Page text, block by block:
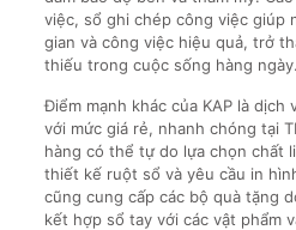
việc, sổ ghi chép công việc giúp
gian và công việc hiệu quả, trở
thiếu trong cuộc sống hàng ngày.
Điểm mạnh khác của KAP là dịch
với mức giá rẻ, nhanh chóng tại
hàng có thể tự do lựa chọn chất
thiết kế ruột sổ và yêu cầu in
cũng cung cấp các bộ quà tặng
kết hợp sổ tay với các vật phẩm